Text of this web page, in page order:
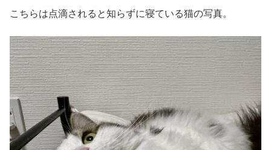
こちらは点滴されると知らずに寝ている猫の写真。